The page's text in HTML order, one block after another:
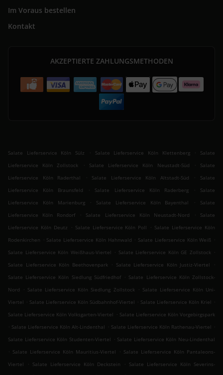
Im Voraus bestellen
Kontakt
AKZEPTIERTE ZAHLUNGSMETHODEN
Salate Lieferservice Köln Sülz . Salate Lieferservice Köln Klettenberg .
Salate
Lieferservice Köln Zollstock
. Salate Lieferservice Köln Neustadt-Süd .
Salate
Lieferservice Köln Raderthal
. Salate Lieferservice Köln Altstadt-Süd .
Salate
Lieferservice Köln Braunsfeld
. Salate Lieferservice Köln Raderberg .
Salate
Lieferservice Köln Marienburg
. Salate Lieferservice Köln Bayenthal .
Salate
Lieferservice Köln Rondorf
. Salate Lieferservice Köln Neustadt-Nord .
Salate
Lieferservice Köln Deutz
. Salate Lieferservice Köln Poll . Salate Lieferservice Köln
Rodenkirchen . Salate Lieferservice Köln Hahnwald . Salate Lieferservice Köln Weiß .
Salate Lieferservice Köln Weißhaus-Viertel . Salate Lieferservice Köln GE Zollstock .
Salate Lieferservice Köln Beethovenpark . Salate Lieferservice Köln Justiz-Viertel
.
Salate Lieferservice Köln Siedlung Südfriedhof . Salate Lieferservice Köln Zollstock-
Nord
. Salate Lieferservice Köln Siedlung Zollstock . Salate Lieferservice Köln Uni-
Viertel . Salate Lieferservice Köln Südbahnhof-Viertel . Salate Lieferservice Köln Kriel .
Salate Lieferservice Köln Volksgarten-Viertel . Salate Lieferservice Köln Vorgebirgspark
. Salate Lieferservice Köln Alt-Lindenthal . Salate Lieferservice Köln Rathenau-Viertel .
Salate Lieferservice Köln Studenten-Viertel . Salate Lieferservice Köln Neu-Lindenthal
. Salate Lieferservice Köln Mauritius-Viertel . Salate Lieferservice Köln Pantaleons-
Viertel
. Salate Lieferservice Köln Deckstein . Salate Lieferservice Köln Severins-